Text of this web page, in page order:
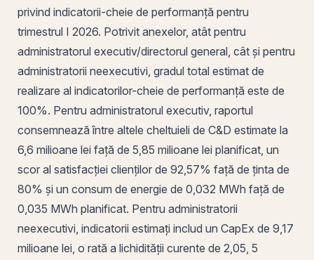
privind indicatorii-cheie de performanță pentru
trimestrul I 2026. Potrivit anexelor, atât pentru
administratorul executiv/directorul general, cât și pentru
administratorii neexecutivi, gradul total estimat de
realizare al indicatorilor-cheie de performanță este de
100%. Pentru administratorul executiv, raportul
consemnează între altele cheltuieli de C&D estimate la
6,6 milioane lei față de 5,85 milioane lei planificat, un
scor al satisfacției clienților de 92,57% față de ținta de
80% și un consum de energie de 0,032 MWh față de
0,035 MWh planificat. Pentru administratorii
neexecutivi, indicatorii estimați includ un CapEx de 9,17
milioane lei, o rată a lichidității curente de 2,05, 5